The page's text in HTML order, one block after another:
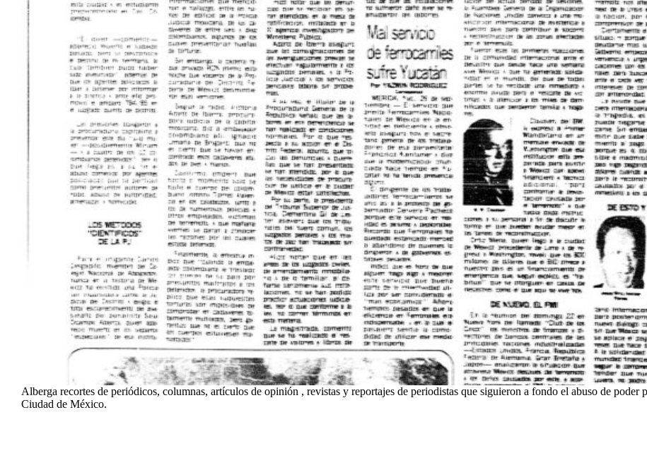
Alberga recortes de periódicos, columnas, artículos de opinión , revistas y reportajes de periodistas que siguieron a fondo el abuso de poder
Ciudad de México.